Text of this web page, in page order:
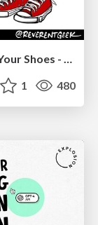
Public Speaking Without Barfing On Your Shoes - THAT 2023
1 480